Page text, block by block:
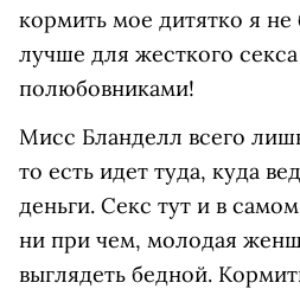
кормить мое дитятко я не
лучше для жесткого
полюбовниками!
Мисс Бланделл всего
то есть идет туда, куда
деньги. Секс тут и в
ни при чем, молодая
выглядеть бедной.